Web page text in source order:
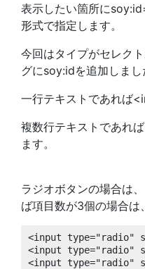
表示したい箇所に
形式で指定します。
今回はタイプがセレク
グにsoy:idを追加しまし
一行テキストであれば
複数行テキストであれ
ます。
ラジオボタンの場合は
ば項目数が3個の場合は、
<input type="radio"
<input type="radio"
<input type="radio"